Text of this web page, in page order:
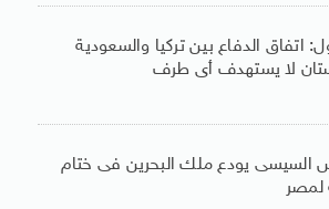
اتفاق الدفاع بين تركيا والسعودية
لا يستهدف أى طرف
السيسى يودع ملك البحرين فى ختام
لمصر